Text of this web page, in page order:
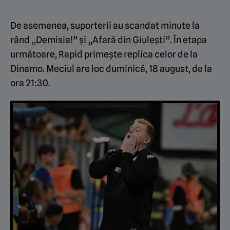
De asemenea, suporterii au scandat minute la
rând „Demisia!” și „Afară din Giulești”. În etapa
următoare, Rapid primește replica celor de la
Dinamo. Meciul are loc duminică, 18 august, de la
ora 21:30.